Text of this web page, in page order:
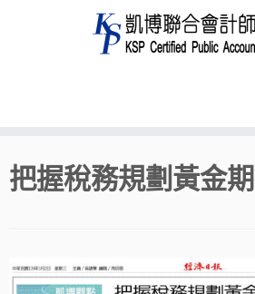
to
content
把握稅務規劃黃金期